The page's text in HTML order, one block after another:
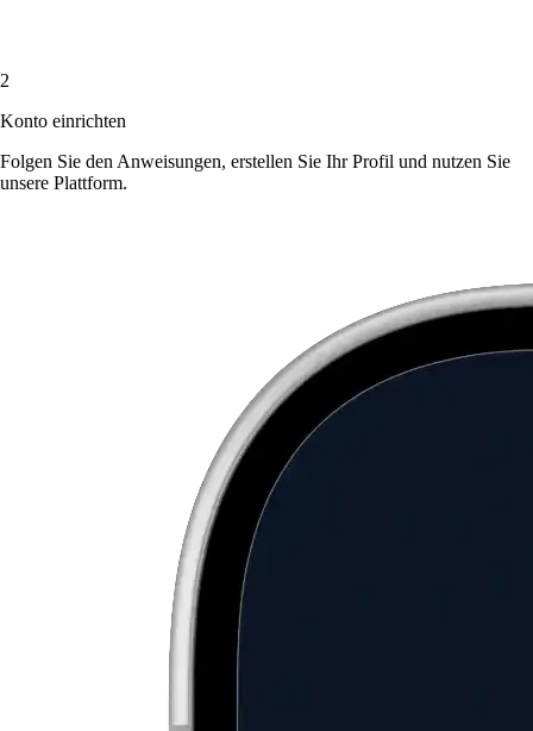
2
Konto einrichten
Folgen Sie den Anweisungen, erstellen Sie Ihr Profil und nutzen Sie
unsere Plattform.